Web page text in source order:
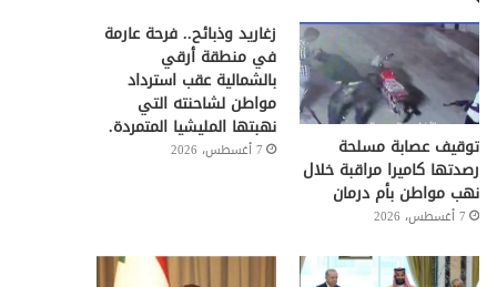
توقيف عصابة مسلحة
رصدتها كاميرا مراقبة خلال
نهب مواطن بأم درمان
7 أغسطس، 2026
زغاريد وذبائح.. فرحة عارمة
في منطقة أرقي
بالشمالية عقب استرداد
مواطن لشاحنته التي
نهبتها المليشيا المتمردة.
7 أغسطس، 2026